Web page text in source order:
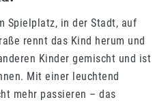
Spielplatz, in der Stadt, auf
rennt das Kind herum und
Kinder gemischt und ist
Mit einer leuchtend
mehr passieren – das